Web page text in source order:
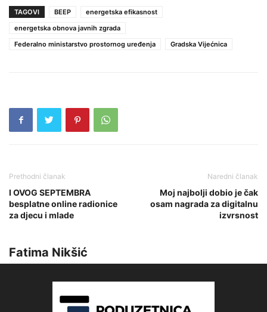
TAGOVI BEEP
energetska efikasnost
energetska obnova javnih zgrada
Federalno ministarstvo prostornog uređenja
Gradska Vijećnica
Prethodni članak
I OVOG SEPTEMBRA
besplatne online radionice
za djecu i mlade
Naredni članak
Moj najbolji dobio je čak
osam nagrada za digitalnu
izvrsnost
Fatima Nikšić